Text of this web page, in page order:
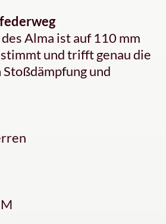
Alma ist auf 110 mm
und trifft genau die
und